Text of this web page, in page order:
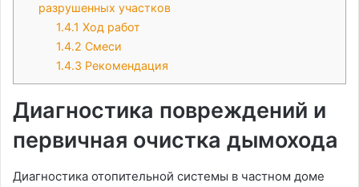
разрушенных участков
1.4.1 Ход работ
1.4.2 Смеси
1.4.3 Рекомендация
Диагностика повреждений и
первичная очистка дымохода
Диагностика отопительной системы в частном доме